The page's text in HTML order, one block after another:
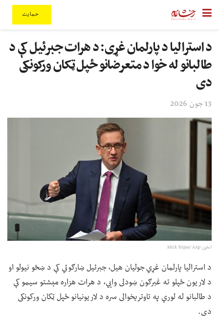
حمایت
د استرالیا د پارلمان غړی: د هرات جبرئیل کې د
طالبانو له خوا د متعرضانو ځپل ټکان ورکونکی
دی
13 جون 2026
انځور: Mick Tsipas/ AAp
د استرالیا پارلمان غړي جولیان هیل، جبرئیل ښارګوتي کې د ښځو نیولو او
د لاریون ځپلو ته غبرګون ښودلی وايي، د هرات هزاره مېشتو سیمو کې
د طالبانو له لوري په تاوتریخوالی سره د لاریونیانو ځپل ټکان ورکونکی
دی.